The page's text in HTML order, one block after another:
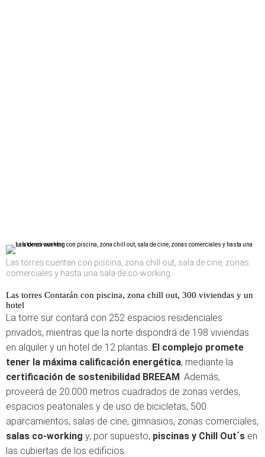
Las torres cuentan con piscina, zona chill out, sala de cine, zonas
comerciales y hasta una sala de co-working
Las torres Contarán con piscina, zona chill out, 300 viviendas y un
hotel
La torre sur contará con 252 espacios residenciales
privados, mientras que la norte dispondrá de 198 viviendas
en alquiler y un hotel de 12 plantas. El complejo promete
tener la máxima calificación energética, mediante la
certificación de sostenibilidad BREEAM. Además,
proveerá de 20.000 metros cuadrados de zonas verdes,
espacios peatonales y de uso de bicicletas, 500
aparcamientos, salas de cine, gimnasios, zonas comerciales,
salas co-working y, por supuesto, piscinas y Chill Out´s en
las cubiertas de los edificios.